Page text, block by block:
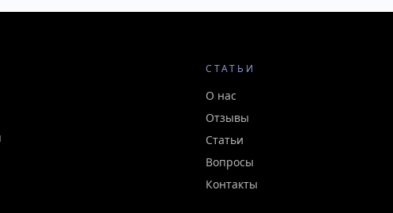
СТАТЬИ
О нас
Отзывы
Статьи
Вопросы
Контакты